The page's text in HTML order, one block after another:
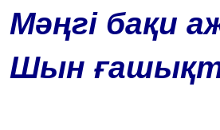
Мәңгі бақи
Шын